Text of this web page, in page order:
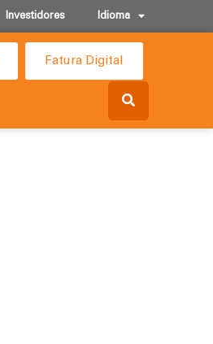
Investidores Idioma
Fatura Digital